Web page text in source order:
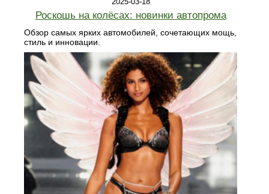
Роскошь на колёсах: новинки автопрома
Обзор самых ярких автомобилей, сочетающих мощь,
стиль и инновации.